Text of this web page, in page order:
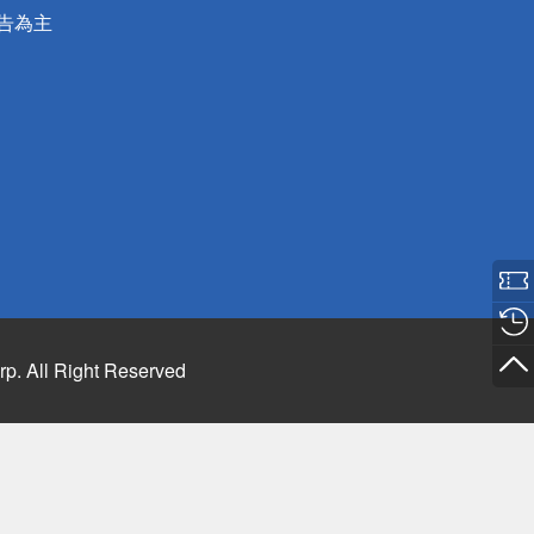
為主
All Right Reserved